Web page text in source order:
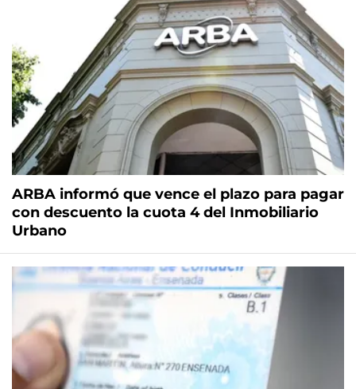
ARBA informó que vence el plazo para pagar
con descuento la cuota 4 del Inmobiliario
Urbano